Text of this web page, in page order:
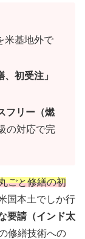
米基地外で
、初受注」
フリー（燃
の対応で完
ごと修繕の初
国本土でしか行
要請（インド太
修繕技術への